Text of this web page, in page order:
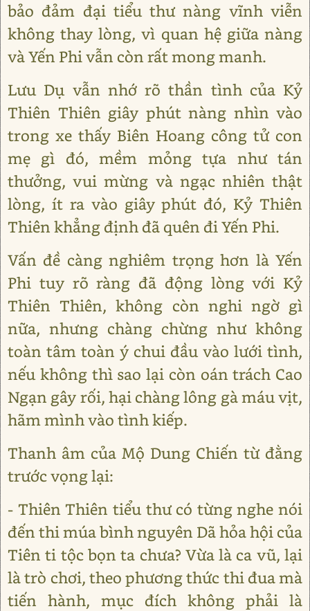
bảo đảm đại tiểu thư nàng vĩnh viễn
không thay lòng, vì quan hệ giữa nàng
và Yến Phi vẫn còn rất mong manh.
Lưu Dụ vẫn nhớ rõ thần tình của Kỷ
Thiên Thiên giây phút nàng nhìn vào
trong xe thấy Biên Hoang công tử con
mẹ gì đó, mềm mỏng tựa như tán
thưởng, vui mừng và ngạc nhiên thật
lòng, ít ra vào giây phút đó, Kỷ Thiên
Thiên khẳng định đã quên đi Yến Phi.
Vấn đề càng nghiêm trọng hơn là Yến
Phi tuy rõ ràng đã động lòng với Kỷ
Thiên Thiên, không còn nghi ngờ gì
nữa, nhưng chàng chừng như không
toàn tâm toàn ý chui đầu vào lưới tình,
nếu không thì sao lại còn oán trách Cao
Ngạn gây rối, hại chàng lông gà máu vịt,
hãm mình vào tình kiếp.
Thanh âm của Mộ Dung Chiến từ đằng
trước vọng lại:
- Thiên Thiên tiểu thư có từng nghe nói
đến thi múa bình nguyên Dã hỏa hội của
Tiên ti tộc bọn ta chưa? Vừa là ca vũ, lại
là trò chơi, theo phương thức thi đua mà
tiến hành, mục đích không phải là